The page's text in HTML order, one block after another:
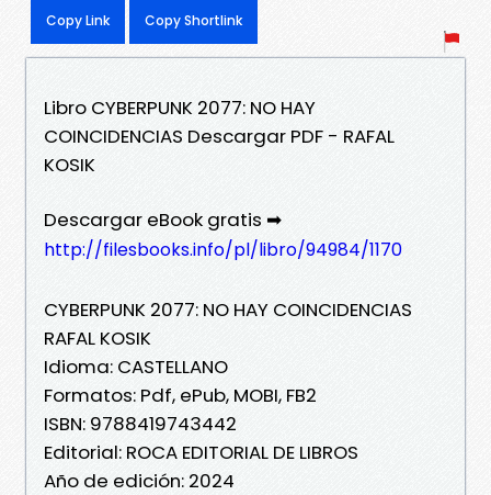
Copy Link Copy Shortlink
Libro CYBERPUNK 2077: NO HAY
COINCIDENCIAS Descargar PDF - RAFAL
KOSIK
Descargar eBook gratis ➡
http://filesbooks.info/pl/libro/94984/1170
CYBERPUNK 2077: NO HAY COINCIDENCIAS
RAFAL KOSIK
Idioma: CASTELLANO
Formatos: Pdf, ePub, MOBI, FB2
ISBN: 9788419743442
Editorial: ROCA EDITORIAL DE LIBROS
Año de edición: 2024